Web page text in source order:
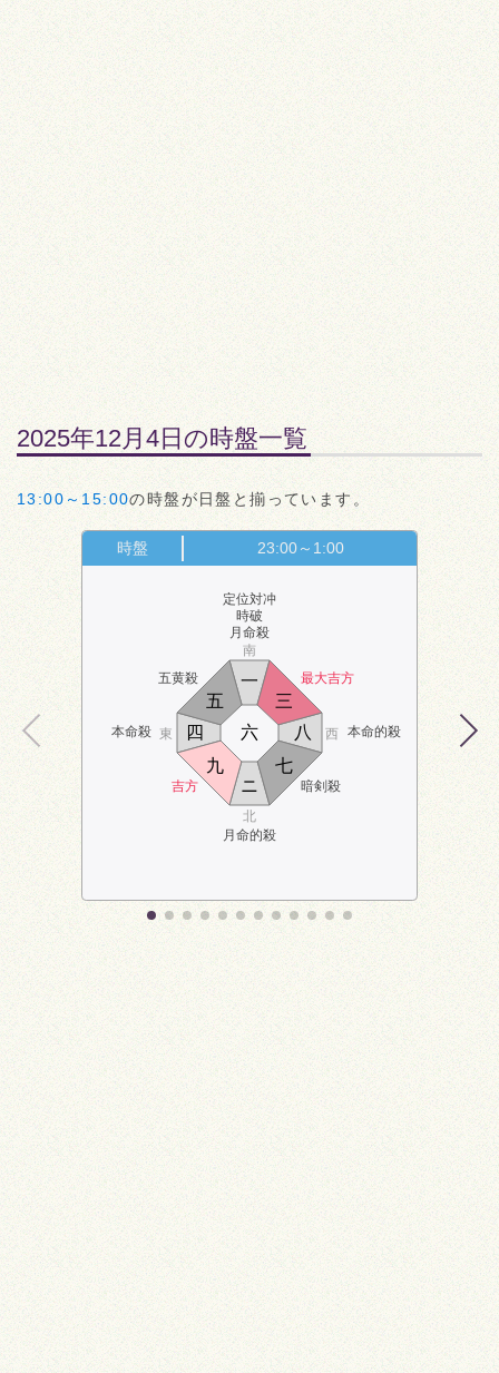
2025年12月4日の時盤一覧
13:00～15:00の時盤が日盤と揃っています。
時盤 23:00～1:00
五黄殺
定位対冲
時破
月命殺
最大吉方
本命殺 本命的殺
吉方
月命的殺
暗剣殺
南
北
東 西
ニ
三
四
五
六
七
八
九
一